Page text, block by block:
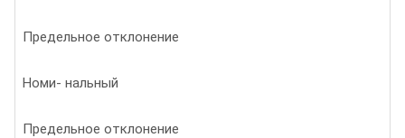
Предельное отклонение
Номи- нальный
Предельное отклонение